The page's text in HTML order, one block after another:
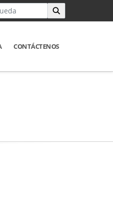
CONTÁCTENOS